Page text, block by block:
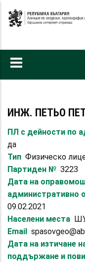
към
ИНЖ. ПЕТЬО
ПЛ с дейности по
да
Тип Физическо
Партиден № 3223
Дата на
административно
09.02.2021
Населени места
Email
Дата на изтичане
поддържане и